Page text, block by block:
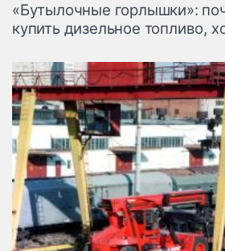
«Бутылочные горлышки»:
купить дизельное топливо,